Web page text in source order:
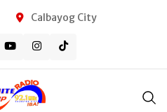
Calbayog City